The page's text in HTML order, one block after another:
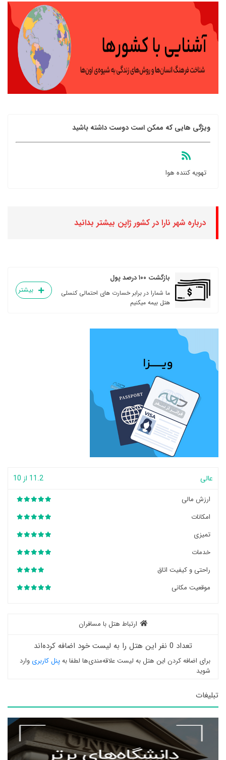
ویژگی هایی که ممکن است دوست داشته باشید
تهویه کننده هوا
درباره شهر نارا در کشور ژاپن بیشتر بدانید
بازگشت ۱۰۰ درصد پول
ما شمارا در برابر خسارت های احتمالی کنسلی
هتل بیمه میکنیم
بیشتر
عالی 11.2 از 10
ارزش مالی
امکانات
تمیزی
خدمات
راحتی و کیفیت اتاق
موقعیت مکانی
ارتباط هتل با مسافران
تعداد 0 نفر این هتل را به لیست خود اضافه کرده‌اند
برای اضافه کردن این هتل به لیست علاقه‌مندی‌ها لطفا بهپنل کاربری وارد
شوید
تبلیغات